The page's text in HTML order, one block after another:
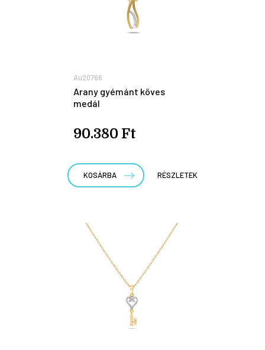
Au20766
Arany gyémánt köves
medál
90.380 Ft
KOSÁRBA RÉSZLETEK